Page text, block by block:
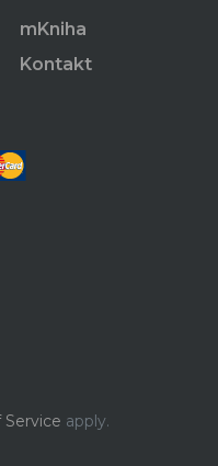
mKniha
Kontakt
Service apply.